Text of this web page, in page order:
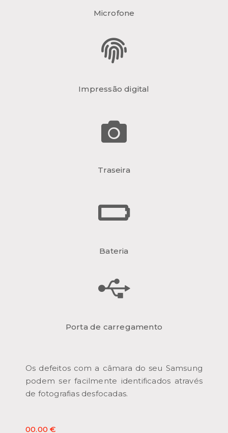
Microfone
Impressão digital
Traseira
Bateria
Porta de carregamento
Os defeitos com a câmara do seu Samsung
podem ser facilmente identificados através
de fotografias desfocadas.
00.00 €